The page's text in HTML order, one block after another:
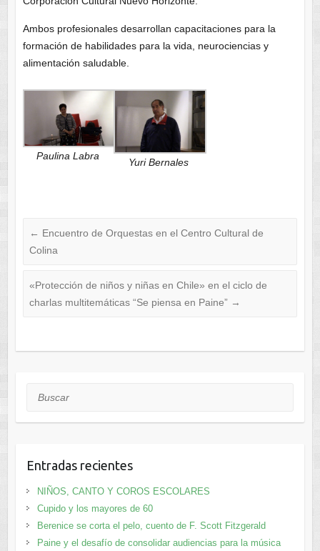
Ambos profesionales desarrollan capacitaciones para la
formación de habilidades para la vida, neurociencias y
alimentación saludable.
Paulina Labra
Yuri Bernales
← Encuentro de Orquestas en el Centro Cultural de
Colina
«Protección de niños y niñas en Chile» en el ciclo de
charlas multitemáticas “Se piensa en Paine” →
Buscar
Entradas recientes
NIÑOS, CANTO Y COROS ESCOLARES
Cupido y los mayores de 60
Berenice se corta el pelo, cuento de F. Scott Fitzgerald
Paine y el desafío de consolidar audiencias para la música